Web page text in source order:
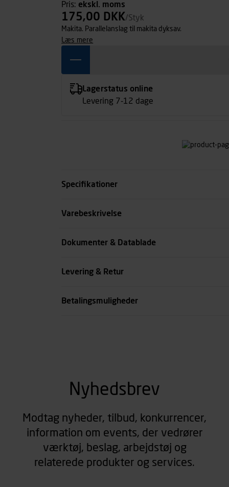
Pris: ekskl. moms
175,00 DKK/Styk
Makita. Parallelanslag til makita dyksav.
læs mere
Lagerstatus online
Levering 7-12 dage
Specifikationer
Længde mm
Varebeskrivelse
Dokumenter & Datablade
Levering & Retur
Betalingsmuligheder
Nyhedsbrev
Modtag nyheder, tilbud, konkurrencer,
information om events, der vedrører
værktøj, beslag, arbejdstøj og
relaterede produkter og services.